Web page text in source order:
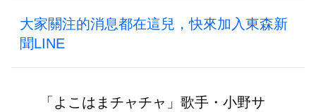
大家關注的消息都在這兒，快來加入東森新
聞LINE
「よこはまチャチャ」歌手・小野サ